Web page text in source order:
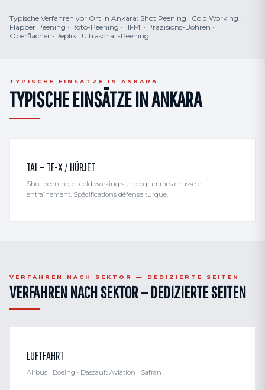
Typische Verfahren vor Ort in Ankara: Shot Peening · Cold Working ·
Flapper Peening · Roto-Peening · HFMI · Präzisions-Bohren ·
Oberflächen-Replik · Ultraschall-Peening.
TYPISCHE EINSÄTZE IN ANKARA
TYPISCHE EINSÄTZE IN ANKARA
TAI — TF-X / HÜRJET
Shot peening et cold working sur programmes chasse et
entraînement. Spécifications défense turque.
VERFAHREN NACH SEKTOR — DEDIZIERTE SEITEN
VERFAHREN NACH SEKTOR — DEDIZIERTE SEITEN
LUFTFAHRT
Airbus · Boeing · Dassault Aviation · Safran